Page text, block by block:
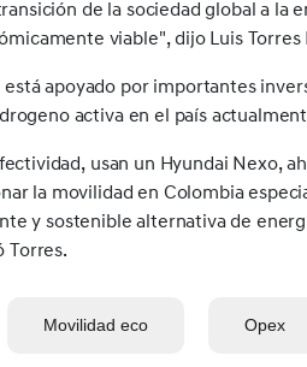
de la sociedad global a la
viable", dijo Luis Torres
apoyado por importantes
activa en el país
usan un Hyundai Nexo,
la movilidad en Colombia
y sostenible alternativa de
Torres.
Movilidad eco Opex